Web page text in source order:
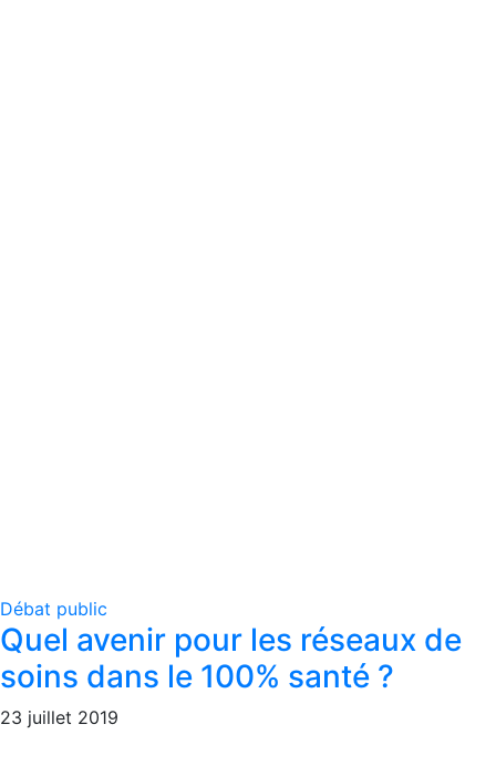
Débat public
Quel avenir pour les réseaux de
soins dans le 100% santé ?
23 juillet 2019